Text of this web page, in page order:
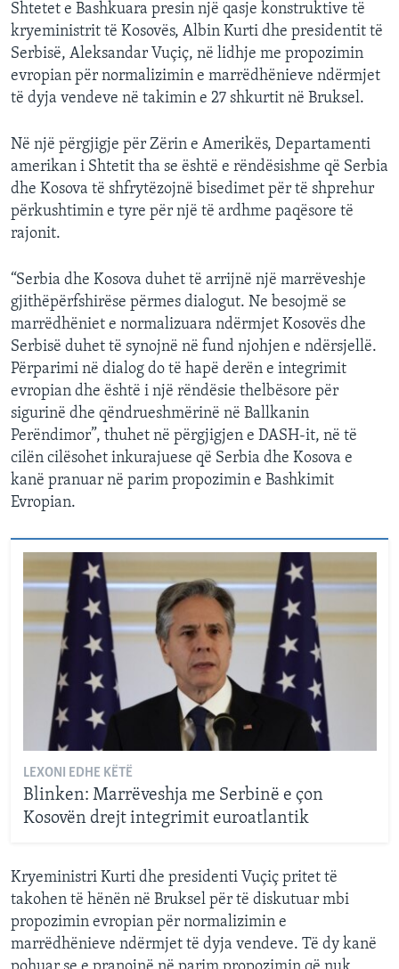
Shtetet e Bashkuara presin një qasje konstruktive të
kryeministrit të Kosovës, Albin Kurti dhe presidentit të
Serbisë, Aleksandar Vuçiç, në lidhje me propozimin
evropian për normalizimin e marrëdhënieve ndërmjet
të dyja vendeve në takimin e 27 shkurtit në Bruksel.
Në një përgjigje për Zërin e Amerikës, Departamenti
amerikan i Shtetit tha se është e rëndësishme që Serbia
dhe Kosova të shfrytëzojnë bisedimet për të shprehur
përkushtimin e tyre për një të ardhme paqësore të
rajonit.
“Serbia dhe Kosova duhet të arrijnë një marrëveshje
gjithëpërfshirëse përmes dialogut. Ne besojmë se
marrëdhëniet e normalizuara ndërmjet Kosovës dhe
Serbisë duhet të synojnë në fund njohjen e ndërsjellë.
Përparimi në dialog do të hapë derën e integrimit
evropian dhe është i një rëndësie thelbësore për
sigurinë dhe qëndrueshmërinë në Ballkanin
Perëndimor”, thuhet në përgjigjen e DASH-it, në të
cilën cilësohet inkurajuese që Serbia dhe Kosova e
kanë pranuar në parim propozimin e Bashkimit
Evropian.
LEXONI EDHE KËTË
Blinken: Marrëveshja me Serbinë e çon
Kosovën drejt integrimit euroatlantik
Kryeministri Kurti dhe presidenti Vuçiç pritet të
takohen të hënën në Bruksel për të diskutuar mbi
propozimin evropian për normalizimin e
marrëdhënieve ndërmjet të dyja vendeve. Të dy kanë